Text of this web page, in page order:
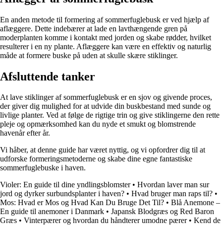
En anden metode til formering af sommerfuglebusk er ved hjælp af
aflæggere. Dette indebærer at lade en lavthængende gren på
moderplanten komme i kontakt med jorden og skabe rødder, hvilket
resulterer i en ny plante. Aflæggere kan være en effektiv og naturlig
måde at formere buske på uden at skulle skære stiklinger.
Afsluttende tanker
At lave stiklinger af sommerfuglebusk er en sjov og givende proces,
der giver dig mulighed for at udvide din buskbestand med sunde og
livlige planter. Ved at følge de rigtige trin og give stiklingerne den rette
pleje og opmærksomhed kan du nyde et smukt og blomstrende
havenår efter år.
Vi håber, at denne guide har været nyttig, og vi opfordrer dig til at
udforske formeringsmetoderne og skabe dine egne fantastiske
sommerfuglebuske i haven.
Violer: En guide til dine yndlingsblomster• Hvordan laver man sur
jord og dyrker surbundsplanter i haven? • Hvad bruger man raps til? •
Mos: Hvad er Mos og Hvad Kan Du Bruge Det Til? • Blå Anemone –
En guide til anemoner i Danmark • Japansk Blodgræs og Red Baron
Græs • Vinterpærer og hvordan du håndterer umodne pærer• Kend de